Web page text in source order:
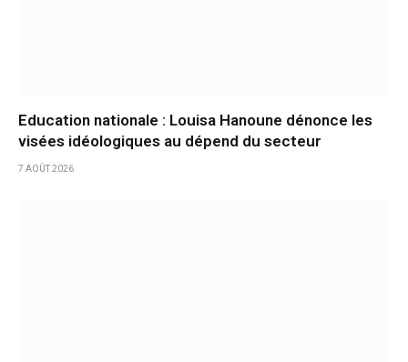
Education nationale : Louisa Hanoune dénonce les
visées idéologiques au dépend du secteur
7 AOÛT 2026